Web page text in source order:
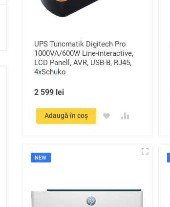
UPS Tuncmatik Digitech Pro
1000VA/600W Line-interactive,
LCD Panell, AVR, USB-B, RJ45,
4xSchuko
2 599 lei
Adaugă în coș
NEW